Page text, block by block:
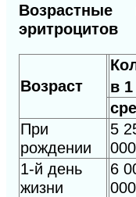
Возрастные
эритроцитов
Возраст
в 1
При
рождении
5
000
1-й день
жизни
6
000